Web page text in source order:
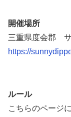
開催場所
三重県度会郡
https://
ルール
こちらのページ